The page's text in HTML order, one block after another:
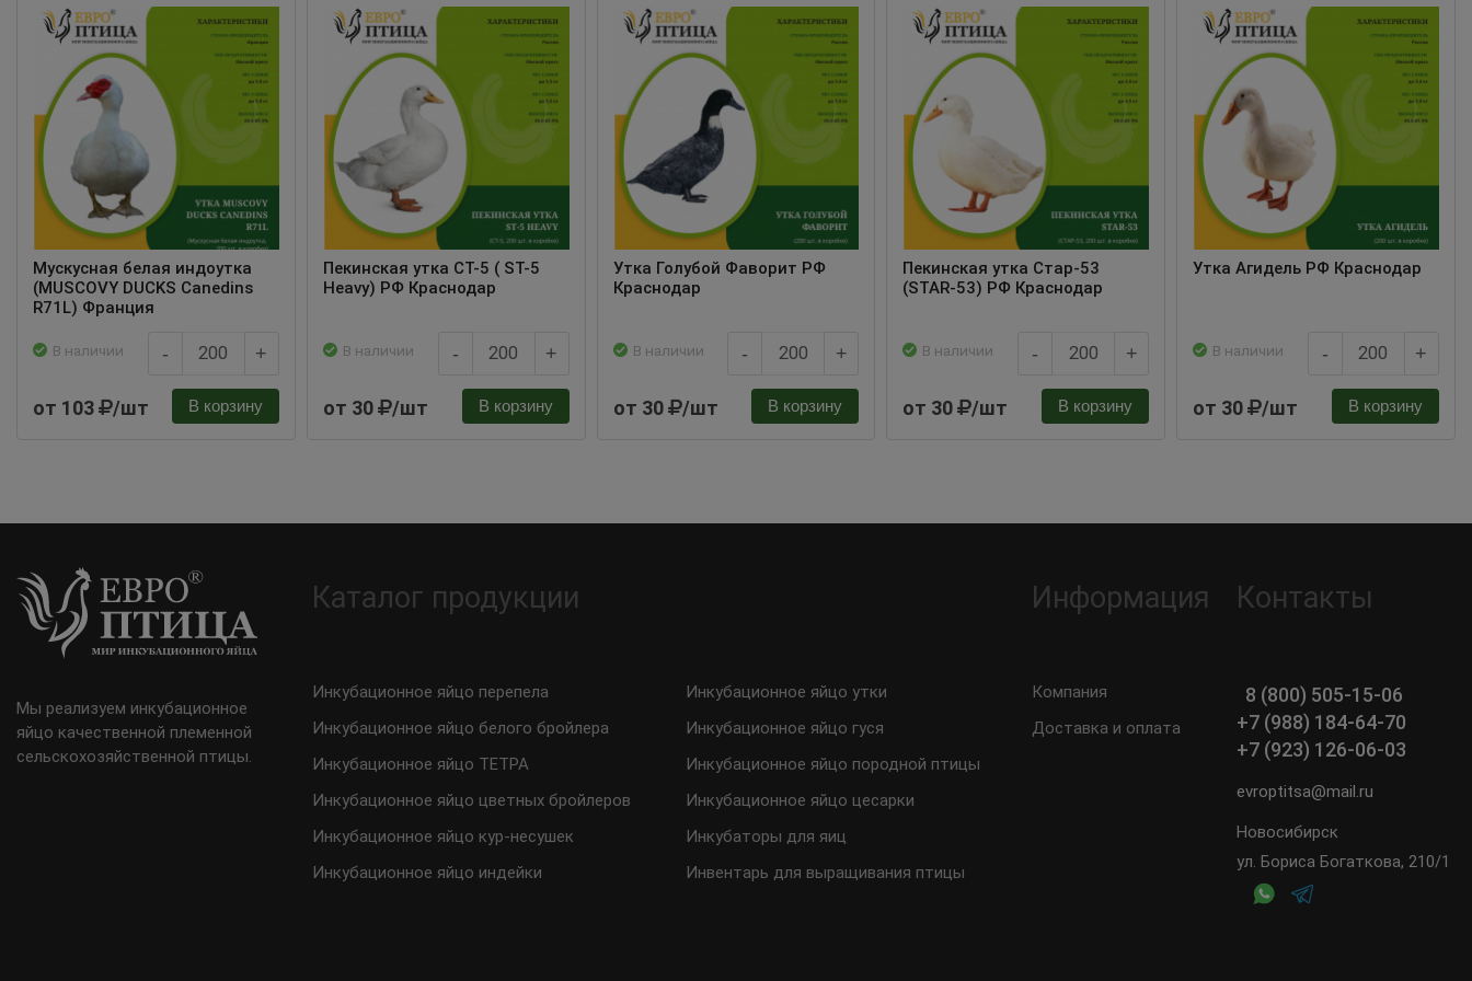
Мускусная белая индоутка
(MUSCOVY DUCKS Canedins
R71L) Франция
В наличии - +
от 103 /шт В корзину
Пекинская утка СТ-5 ( ST-5
Heavy) РФ Краснодар
В наличии - +
от 30 /шт В корзину
Утка Голубой Фаворит РФ
Краснодар
В наличии - +
от 30 /шт В корзину
Пекинская утка Стар-53
(STAR-53) РФ Краснодар
В наличии - +
от 30 /шт В корзину
Утка Агидель РФ Краснодар
В наличии - +
от 30 /шт В корзину
Мы реализуем инкубационное
яйцо качественной племенной
сельскохозяйственной птицы.
Каталог продукции
Инкубационное яйцо перепела
Инкубационное яйцо белого бройлера
Инкубационное яйцо ТЕТРА
Инкубационное яйцо цветных бройлеров
Инкубационное яйцо кур-несушек
Инкубационное яйцо индейки
Инкубационное яйцо утки
Инкубационное яйцо гуся
Инкубационное яйцо породной птицы
Инкубационное яйцо цесарки
Инкубаторы для яиц
Инвентарь для выращивания птицы
Информация
Компания
Доставка и оплата
Контакты
8 (800) 505-15-06
+7 (988) 184-64-70
+7 (923) 126-06-03
evroptitsa@mail.ru
Новосибирск
ул. Бориса Богаткова, 210/1